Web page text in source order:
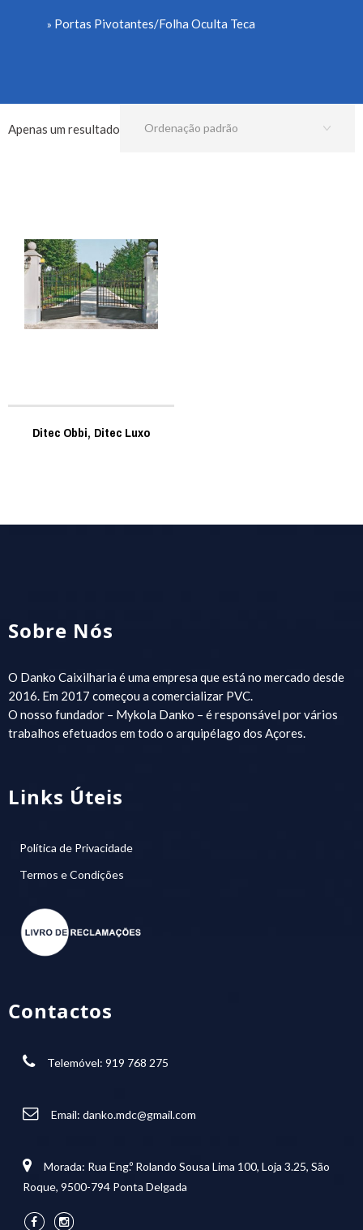
Portas Pivotantes/Folha Oculta Teca
Apenas um resultado
Ditec Obbi, Ditec Luxo
Sobre Nós
O Danko Caixilharia é uma empresa que está no mercado desde
2016. Em 2017 começou a comercializar PVC.
O nosso fundador – Mykola Danko – é responsável por vários
trabalhos efetuados em todo o arquipélago dos Açores.
Links Úteis
Política de Privacidade
Termos e Condições
Contactos
Telemóvel: 919 768 275
Email: danko.mdc@gmail.com
Morada: Rua Eng.º Rolando Sousa Lima 100, Loja 3.25, São
Roque, 9500-794 Ponta Delgada